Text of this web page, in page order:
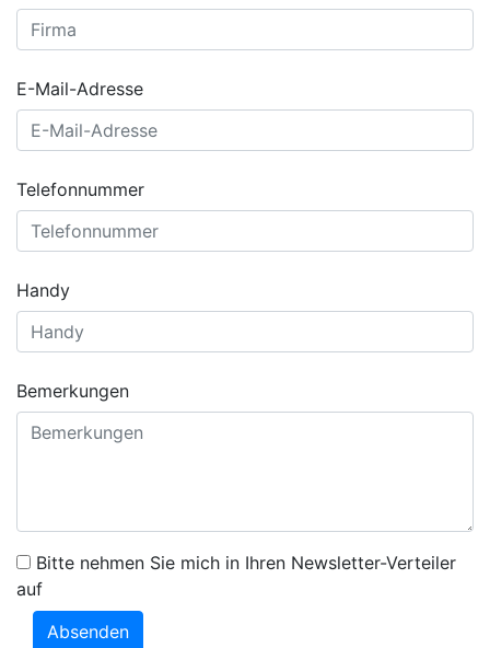
E-Mail-Adresse
Telefonnummer
Handy
Bemerkungen
Bitte nehmen Sie mich in Ihren Newsletter-Verteiler
auf
Absenden